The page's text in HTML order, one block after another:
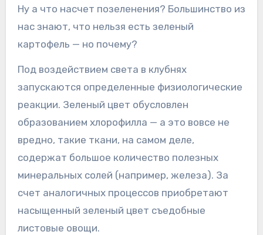
Ну а что насчет позеленения? Большинство из
нас знают, что нельзя есть зеленый
картофель — но почему?
Под воздействием света в клубнях
запускаются определенные физиологические
реакции. Зеленый цвет обусловлен
образованием хлорофилла — а это вовсе не
вредно, такие ткани, на самом деле,
содержат большое количество полезных
минеральных солей (например, железа). За
счет аналогичных процессов приобретают
насыщенный зеленый цвет съедобные
листовые овощи.